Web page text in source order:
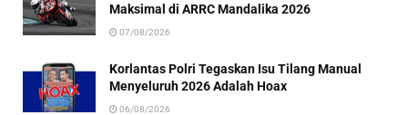
Maksimal di ARRC Mandalika 2026
07/08/2026
Korlantas Polri Tegaskan Isu Tilang Manual
Menyeluruh 2026 Adalah Hoax
06/08/2026